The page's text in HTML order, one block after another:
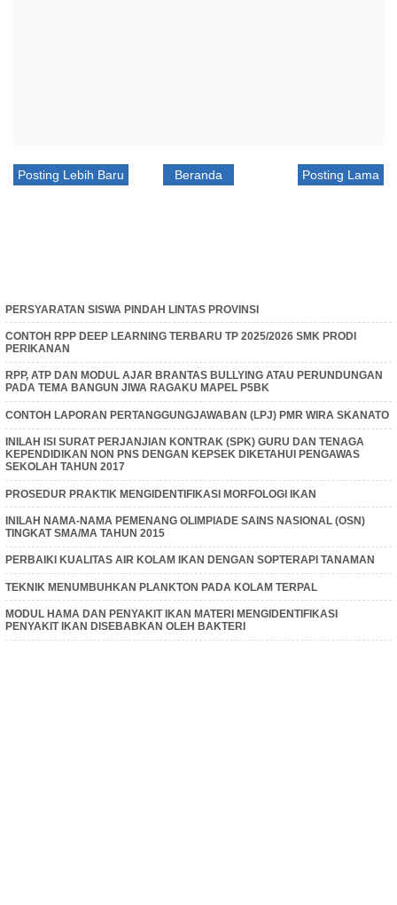
Posting Lebih Baru Posting Lama
Beranda
PERSYARATAN SISWA PINDAH LINTAS PROVINSI
CONTOH RPP DEEP LEARNING TERBARU TP 2025/2026 SMK PRODI
PERIKANAN
RPP, ATP DAN MODUL AJAR BRANTAS BULLYING ATAU PERUNDUNGAN
PADA TEMA BANGUN JIWA RAGAKU MAPEL P5BK
CONTOH LAPORAN PERTANGGUNGJAWABAN (LPJ) PMR WIRA SKANATO
INILAH ISI SURAT PERJANJIAN KONTRAK (SPK) GURU DAN TENAGA
KEPENDIDIKAN NON PNS DENGAN KEPSEK DIKETAHUI PENGAWAS
SEKOLAH TAHUN 2017
PROSEDUR PRAKTIK MENGIDENTIFIKASI MORFOLOGI IKAN
INILAH NAMA-NAMA PEMENANG OLIMPIADE SAINS NASIONAL (OSN)
TINGKAT SMA/MA TAHUN 2015
PERBAIKI KUALITAS AIR KOLAM IKAN DENGAN SOPTERAPI TANAMAN
TEKNIK MENUMBUHKAN PLANKTON PADA KOLAM TERPAL
MODUL HAMA DAN PENYAKIT IKAN MATERI MENGIDENTIFIKASI
PENYAKIT IKAN DISEBABKAN OLEH BAKTERI